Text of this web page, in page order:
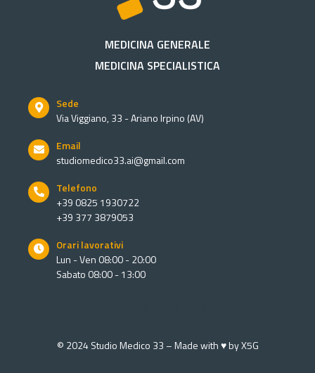
MEDICINA GENERALE
MEDICINA SPECIALISTICA
Sede
Via Viggiano, 33 - Ariano Irpino (AV)
Email
studiomedico33.ai@gmail.com
Telefono
+39 0825 1930722
+39 377 3879053
Orari lavorativi
Lun - Ven 08:00 - 20:00
Sabato 08:00 - 13:00
© 2024 Studio Medico 33 – Made with ♥ byX5G